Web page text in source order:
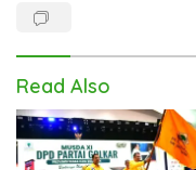
Read Also